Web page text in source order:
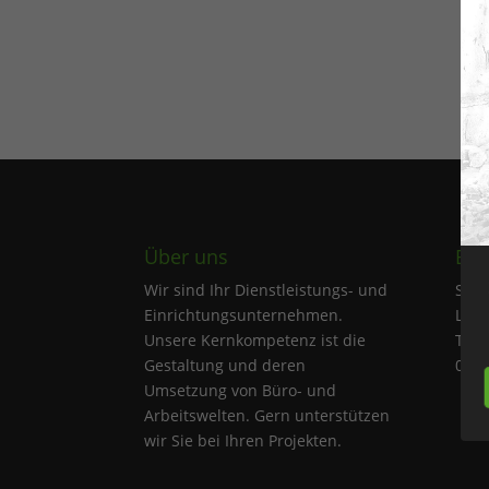
Über uns
Wir sind Ihr Dienstleistungs- und
Einrichtungsunternehmen.
Unsere Kernkompetenz ist die
Gestaltung und deren
Umsetzung von Büro- und
Arbeitswelten. Gern unterstützen
wir Sie bei Ihren Projekten.